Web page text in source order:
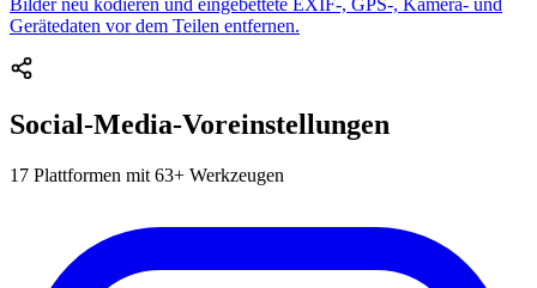
Gerätedaten vor dem Teilen entfernen.
Social-Media-Voreinstellungen
17 Plattformen mit 63+ Werkzeugen